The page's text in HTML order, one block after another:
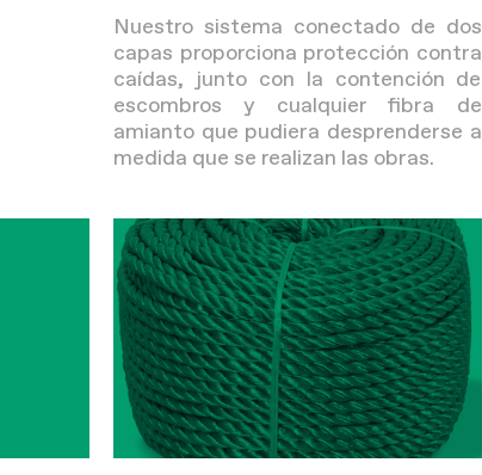
Nuestro sistema conectado de dos
capas proporciona protección contra
caídas, junto con la contención de
escombros y cualquier fibra de
amianto que pudiera desprenderse a
medida que se realizan las obras.